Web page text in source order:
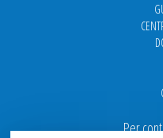
Per